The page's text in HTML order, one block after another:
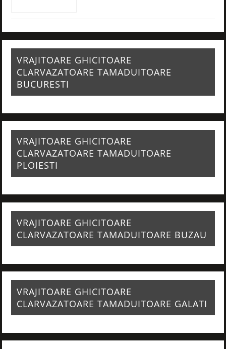
VRAJITOARE GHICITOARE
CLARVAZATOARE TAMADUITOARE
BUCURESTI
VRAJITOARE GHICITOARE
CLARVAZATOARE TAMADUITOARE
PLOIESTI
VRAJITOARE GHICITOARE
CLARVAZATOARE TAMADUITOARE BUZAU
VRAJITOARE GHICITOARE
CLARVAZATOARE TAMADUITOARE GALATI